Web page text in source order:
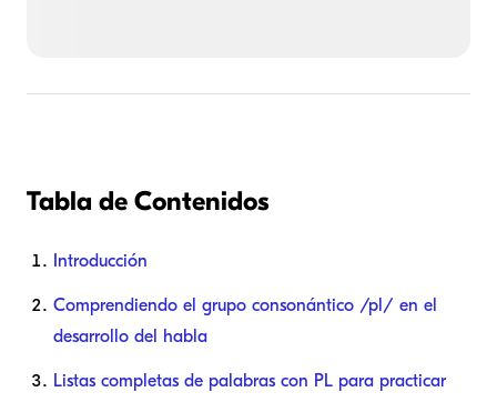
Tabla de Contenidos
Introducción
Comprendiendo el grupo consonántico /pl/ en el
desarrollo del habla
Listas completas de palabras con PL para practicar